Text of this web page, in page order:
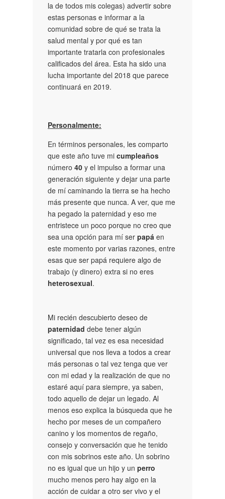
la de todos mis colegas) advertir sobre
estas personas e informar a la
comunidad sobre de qué se trata la
salud mental y por qué es tan
importante tratarla con profesionales
calificados del área. Esta ha sido una
lucha importante del 2018 que parece
continuará en 2019.
Personalmente:
En términos personales, les comparto
que este año tuve mi cumpleaños
número 40 y el impulso a formar una
generación siguiente y dejar una parte
de mí caminando la tierra se ha hecho
más presente que nunca. A ver, que me
ha pegado la paternidad y eso me
entristece un poco porque no creo que
sea una opción para mí ser papá en
este momento por varias razones, entre
esas que ser papá requiere algo de
trabajo (y dinero) extra si no eres
heterosexual.
Mi recién descubierto deseo de
paternidad debe tener algún
significado, tal vez es esa necesidad
universal que nos lleva a todos a crear
más personas o tal vez tenga que ver
con mi edad y la realización de que no
estaré aquí para siempre, ya saben,
todo aquello de dejar un legado. Al
menos eso explica la búsqueda que he
hecho por meses de un compañero
canino y los momentos de regaño,
consejo y conversación que he tenido
con mis sobrinos este año. Un sobrino
no es igual que un hijo y un perro
mucho menos pero hay algo en la
acción de cuidar a otro ser vivo y el